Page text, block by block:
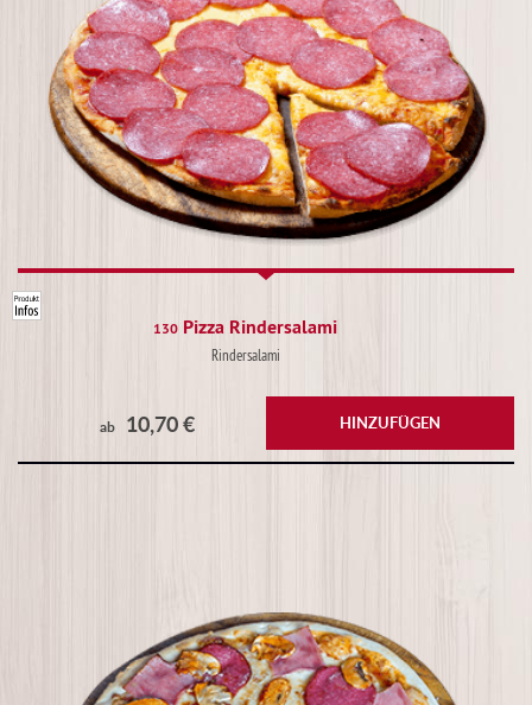
130 Pizza Rindersalami
Rindersalami
ab 10,70 € HINZUFÜGEN